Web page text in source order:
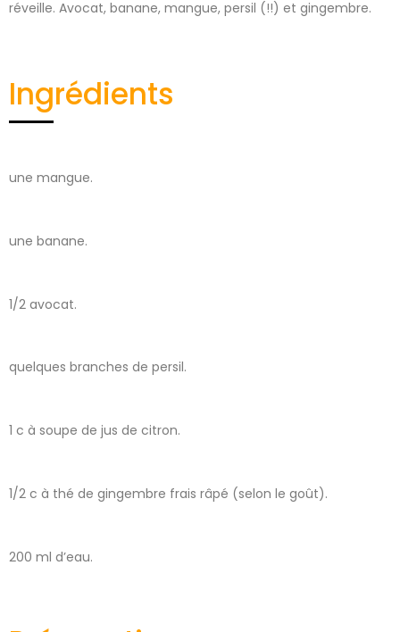
réveille. Avocat, banane, mangue, persil (!!) et gingembre.
Ingrédients
une mangue.
une banane.
1/2 avocat.
quelques branches de persil.
1 c à soupe de jus de citron.
1/2 c à thé de gingembre frais râpé (selon le goût).
200 ml d’eau.